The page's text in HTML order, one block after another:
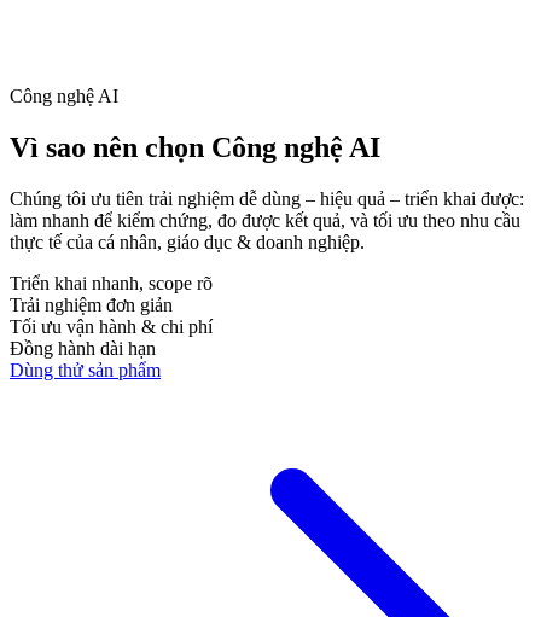
Công nghệ AI
Vì sao nên chọn Công nghệ AI
Chúng tôi ưu tiên trải nghiệm dễ dùng – hiệu quả – triển khai được:
làm nhanh để kiểm chứng, đo được kết quả, và tối ưu theo nhu cầu
thực tế của cá nhân, giáo dục & doanh nghiệp.
Triển khai nhanh, scope rõ
Trải nghiệm đơn giản
Tối ưu vận hành & chi phí
Đồng hành dài hạn
Dùng thử sản phẩm